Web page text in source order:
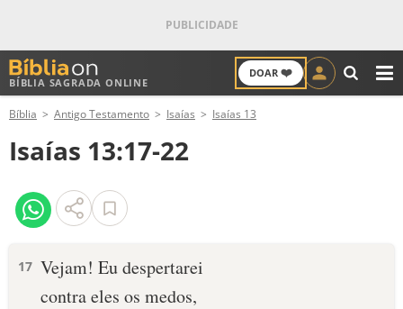
BÍBLIA SAGRADA ONLINE
DOAR ❤️
ANTIGO TESTAMENTO
NOVO TESTAMENTO
VERSÍCULOS
PALAVRA DO DIA
Bíblia Antigo Testamento Isaías Isaías 13
Isaías 13:17-22
17 Vejam! Eu despertarei
contra eles os medos,